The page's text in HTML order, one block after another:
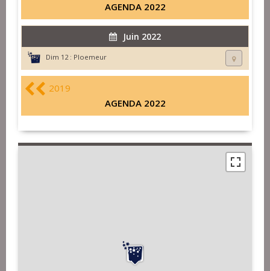
AGENDA 2022
Juin 2022
Dim 12 : Ploemeur
2019
AGENDA 2022